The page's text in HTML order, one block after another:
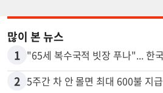
많이 본 뉴스
1
2 5주간 차 안 몰면 최대 600불 지급